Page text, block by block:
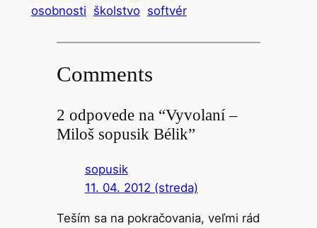
osobnosti školstvo softvér
Comments
2 odpovede na “Vyvolaní –
Miloš sopusik Bélik”
sopusik
11. 04. 2012 (streda)
Teším sa na pokračovania, veľmi rád